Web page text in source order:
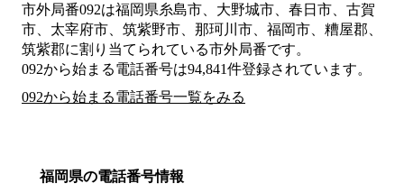
市外局番092は福岡県糸島市、大野城市、春日市、古賀
市、太宰府市、筑紫野市、那珂川市、福岡市、糟屋郡、
筑紫郡に割り当てられている市外局番です。
092から始まる電話番号は94,841件登録されています。
092から始まる電話番号一覧をみる
福岡県の電話番号情報